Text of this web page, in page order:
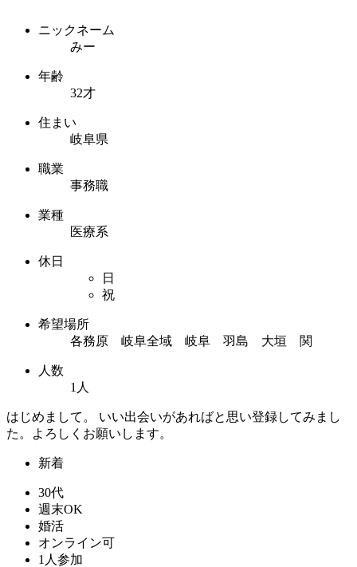
ニックネーム
みー
年齢
32才
住まい
岐阜県
職業
事務職
業種
医療系
休日
日
祝
希望場所
各務原 岐阜全域 岐阜 羽島 大垣 関
人数
1人
はじめまして。 いい出会いがあればと思い登録してみまし
た。よろしくお願いします。
新着
30代
週末OK
婚活
オンライン可
1人参加